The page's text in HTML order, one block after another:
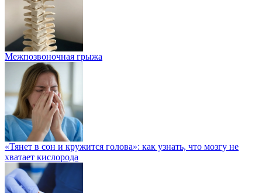
Межпозвоночная грыжа
«Тянет в сон и кружится голова»: как узнать, что мозгу не
хватает кислорода